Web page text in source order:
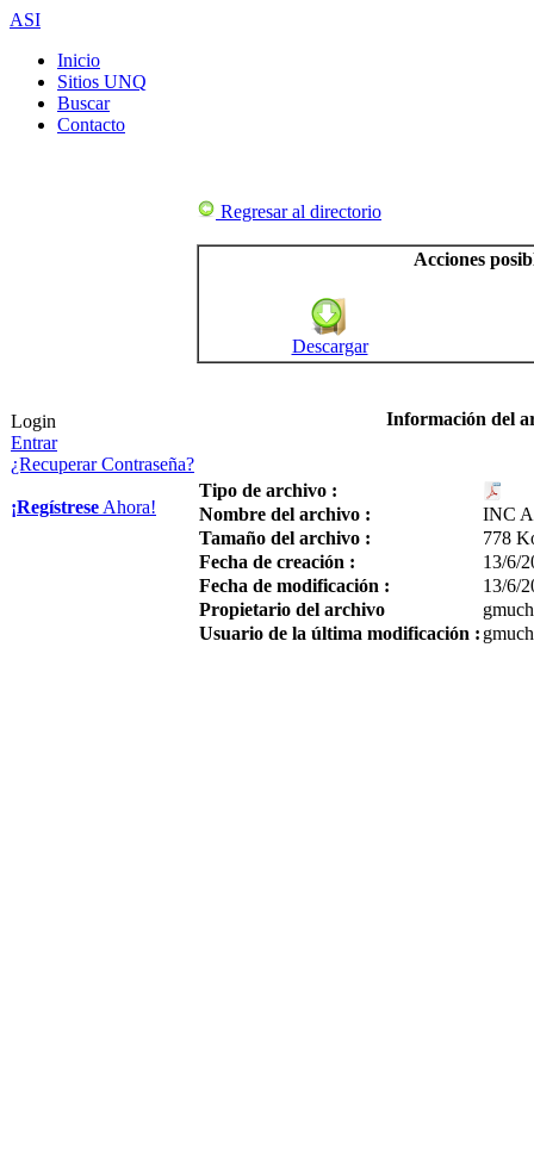
ASI
Inicio
Sitios UNQ
Buscar
Contacto
Login
Entrar
¿Recuperar Contraseña?
¡Regístrese Ahora!
Regresar al directorio
Acciones
Descargar
Información del
Tipo de archivo :
Nombre del archivo :
INC
Tamaño del archivo :
778
Fecha de creación :
13/6/
Fecha de modificación :
13/6/
Propietario del archivo
Usuario de la última modificación :